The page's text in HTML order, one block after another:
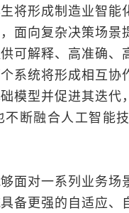
将形成制造业智
面向复杂决策场
可解释、高准确
系统将形成相互
模型并促进其迭
断融合人工智能
面对一系列业务
备更强的自适应